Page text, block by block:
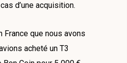
d’une acquisition.
France que nous avons
acheté un T3